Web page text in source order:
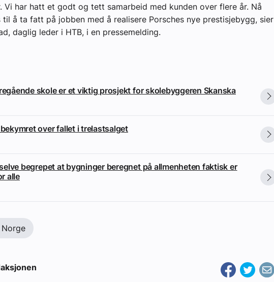
Vi har hatt et godt og tett samarbeid med kunden over flere år. Nå
til å ta fatt på jobben med å realisere Porsches nye prestisjebygg, sier
daglig leder i HTB, i en pressemelding.
skole er et viktig prosjekt for skolebyggeren Skanska
over fallet i trelastsalget
begrepet at bygninger beregnet på allmenheten faktisk er
alle